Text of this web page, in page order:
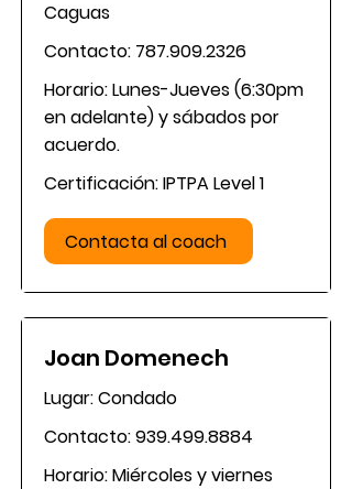
Caguas
Contacto: 787.909.2326
Horario: Lunes-Jueves (6:30pm
en adelante) y sábados por
acuerdo.
Certificación: IPTPA Level 1
Contacta al coach
Joan Domenech
Lugar: Condado
Contacto:939.499.8884
Horario: Miércoles y viernes